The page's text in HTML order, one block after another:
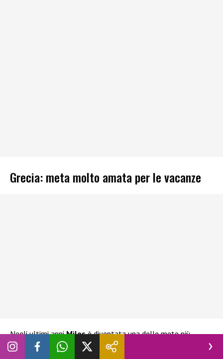
Grecia: meta molto amata per le vacanze
Negli ultimi anniMilosè diventata una delle mete più
richieste della Grecia grazie al perfetto equilibrio tra natura
incontaminata e autenticità.